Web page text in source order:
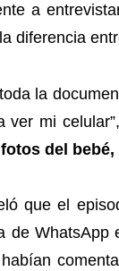
a
diferencia
la
ver mi
del
que el
de